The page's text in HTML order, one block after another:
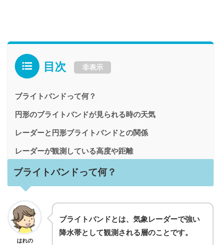
目次 非表示
ブライトバンドって何？
円形のブライトバンドが見られる時の天気
レーダーと円形ブライトバンドとの関係
レーダーが観測している高度や距離
ブライトバンドって何？
はれの
ブライトバンドとは、気象レーダーで強い
降水帯として観測される層のことです。